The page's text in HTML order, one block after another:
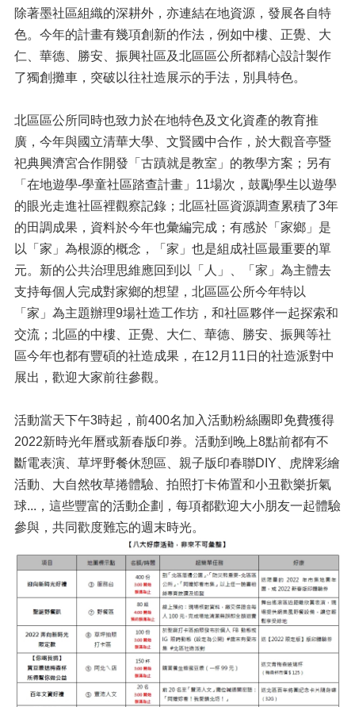
除著墨社區組織的深耕外，亦連結在地資源，發展各自特
色。今年的計畫有幾項創新的作法，例如中樓、正覺、大
仁、華德、勝安、振興社區及北區區公所都精心設計製作
了獨創攤車，突破以往社造展示的手法，別具特色。
北區區公所同時也致力於在地特色及文化資產的教育推
廣，今年與國立清華大學、文賢國中合作，於大觀音亭暨
祀典興濟宮合作開發「古蹟就是教室」的教學方案；另有
「在地遊學-學童社區踏查計畫」11場次，鼓勵學生以遊學
的眼光走進社區裡觀察記錄；北區社區資源調查累積了3年
的田調成果，資料於今年也彙編完成；有感於「家鄉」是
以「家」為根源的概念，「家」也是組成社區最重要的單
元。新的公共治理思維應回到以「人」、「家」為主體去
支持每個人完成對家鄉的想望，北區區公所今年特以
「家」為主題辦理9場社造工作坊，和社區夥伴一起探索和
交流；北區的中樓、正覺、大仁、華德、勝安、振興等社
區今年也都有豐碩的社造成果，在12月11日的社造派對中
展出，歡迎大家前往參觀。
活動當天下午3時起，前400名加入活動粉絲團即免費獲得
2022新時光年曆或新春版印券。活動到晚上8點前都有不
斷電表演、草坪野餐休憩區、親子版印春聯DIY、虎牌彩繪
活動、大自然牧草捲體驗、拍照打卡佈置和小丑歡樂折氣
球...，這些豐富的活動企劃，每項都歡迎大小朋友一起體驗
參與，共同歡度難忘的週末時光。